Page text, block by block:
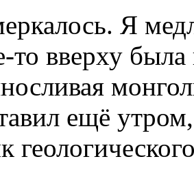
Я
то вверху
ещё